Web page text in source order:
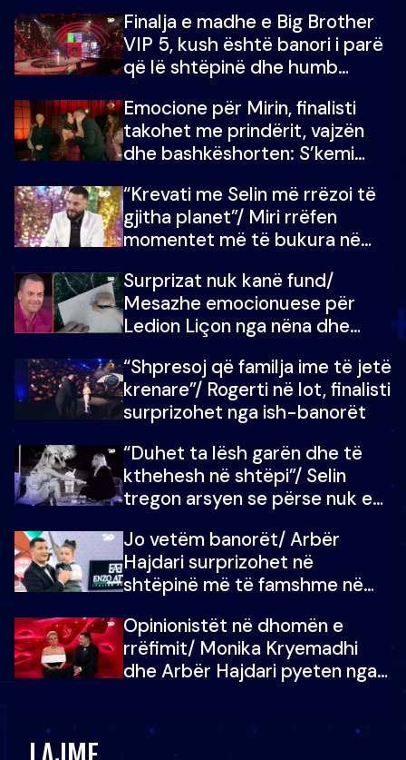
Finalja e madhe e Big Brother
VIP 5, kush është banori i parë
që lë shtëpinë dhe humb
çmimin e madh
Emocione për Mirin, finalisti
takohet me prindërit, vajzën
dhe bashkëshorten: S’kemi
“Krevati me Selin më rrëzoi të
gjitha planet”/ Miri rrëfen
momentet më të bukura në
mungojë zilja e mëngjesit kur…
Surprizat nuk kanë fund/
Mesazhe emocionuese për
Ledion Liçon nga nëna dhe
mban dot lotët: Nuk meritoj…
“Shpresoj që familja ime të jetë
krenare”/ Rogerti në lot, finalisti
surprizohet nga ish-banorët
“Duhet ta lësh garën dhe të
kthehesh në shtëpi”/ Selin
tregon arsyen se përse nuk e
çoja luftën time deri në fund
Jo vetëm banorët/ Arbër
Hajdari surprizohet në
shtëpinë më të famshme në
vajzën e tij
Opinionistët në dhomën e
rrëfimit/ Monika Kryemadhi
dhe Arbër Hajdari pyeten nga